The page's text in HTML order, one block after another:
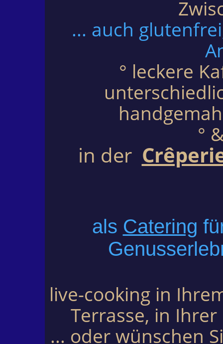
... auch
° leckere
°
in der
als Catering
live-cooking in
Terrasse, in
... oder wünschen